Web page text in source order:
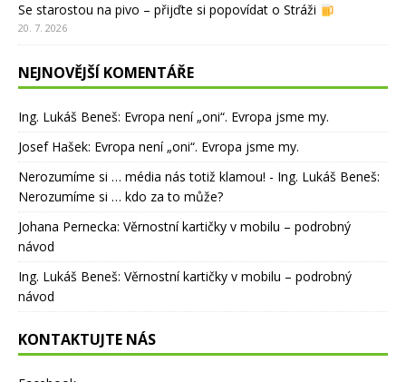
Se starostou na pivo – přijďte si popovídat o Stráži
20. 7. 2026
NEJNOVĚJŠÍ KOMENTÁŘE
Ing. Lukáš Beneš: Evropa není „oni“. Evropa jsme my.
Josef Hašek: Evropa není „oni“. Evropa jsme my.
Nerozumíme si … média nás totiž klamou! - Ing. Lukáš Beneš:
Nerozumíme si … kdo za to může?
Johana Pernecka: Věrnostní kartičky v mobilu – podrobný
návod
Ing. Lukáš Beneš: Věrnostní kartičky v mobilu – podrobný
návod
KONTAKTUJTE NÁS